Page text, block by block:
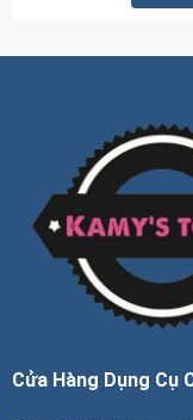
Cửa Hàng Dụng Cụ